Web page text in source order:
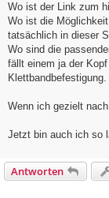
Wo ist der Link zum
Wo ist die
tatsächlich in dieser
Wo sind die
fällt einem ja der
Klettbandbefestigung.
Wenn ich gezielt
Jetzt bin auch ich so
Antworten